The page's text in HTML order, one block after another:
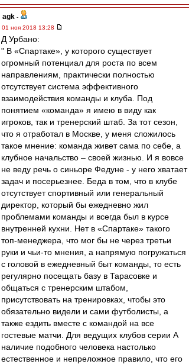
agk -
01 ноя 2018 13:28
Д Урбано:
" В «Спартаке», у которого существует
огромный потенциал для роста по всем
направлениям, практически полностью
отсутствует система эффективного
взаимодействия команды и клуба. Под
понятием «команда» я имею в виду как
игроков, так и тренерский штаб. За тот сезон,
что я отработал в Москве, у меня сложилось
такое мнение: команда живет сама по себе, а
клубное начальство – своей жизнью. И я вовсе
не веду речь о синьоре Федуне - у него хватает
задач и посерьезнее. Беда в том, что в клубе
отсутствует спортивный или генеральный
директор, который бы ежедневно жил
проблемами команды и всегда был в курсе
внутренней кухни. Нет в «Спартаке» такого
топ-менеджера, что мог бы не через третьи
руки и чьи-то мнения, а напрямую погружаться
с головой в ежедневный быт команды, то есть
регулярно посещать базу в Тарасовке и
общаться с тренерским штабом,
присутствовать на тренировках, чтобы это
обязательно видели и сами футболисты, а
также ездить вместе с командой на все
гостевые матчи. Для ведущих клубов серии А
наличие подобного человека настолько
естественное и непреложное правило, что его